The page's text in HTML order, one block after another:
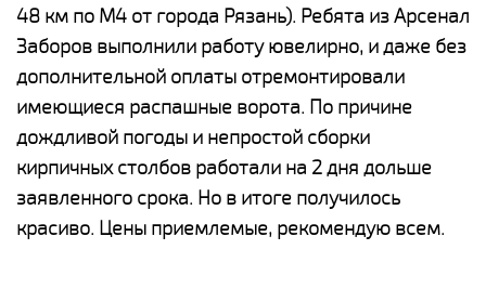
48 км по М4 от города Рязань). Ребята из Арсенал
Заборов выполнили работу ювелирно, и даже без
дополнительной оплаты отремонтировали
имеющиеся распашные ворота. По причине
дождливой погоды и непростой сборки
кирпичных столбов работали на 2 дня дольше
заявленного срока. Но в итоге получилось
красиво. Цены приемлемые, рекомендую всем.